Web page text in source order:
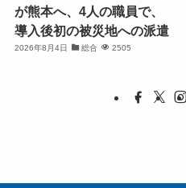
が熊本へ、4人の職員で、
導入後初の被災地への派遣
2026年8月4日 総合 2505